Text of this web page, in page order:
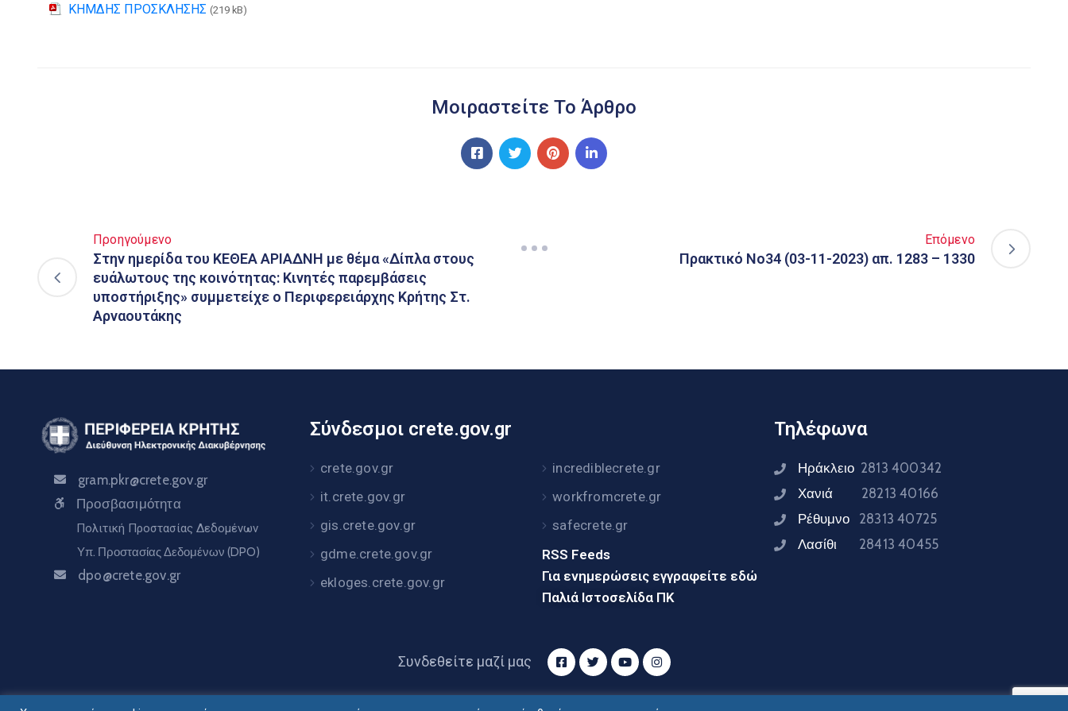
ΚΗΜΔΗΣ ΠΡΟΣΚΛΗΣΗΣ (219 kB)
Μοιραστείτε Το Άρθρο
Προηγούμενο
Στην ημερίδα του ΚΕΘΕΑ ΑΡΙΑΔΝΗ με θέμα «Δίπλα στους
ευάλωτους της κοινότητας: Κινητές παρεμβάσεις
υποστήριξης» συμμετείχε ο Περιφερειάρχης Κρήτης Στ.
Αρναουτάκης
Επόμενο
Πρακτικό Νο34 (03-11-2023) απ. 1283 – 1330
gram.pkr@crete.gov.gr
Προσβασιμότητα
Πολιτική Προστασίας Δεδομένων
Υπ. Προστασίας Δεδομένων (DPO)
dpo@crete.gov.gr
Σύνδεσμοι crete.gov.gr
crete.gov.gr
it.crete.gov.gr
gis.crete.gov.gr
gdme.crete.gov.gr
ekloges.crete.gov.gr
incrediblecrete.gr
workfromcrete.gr
safecrete.gr
RSS Feeds
Για ενημερώσεις εγγραφείτε εδώ
Παλιά Ιστοσελίδα ΠΚ
Τηλέφωνα
Ηράκλειο 2813 400342
Χανιά 28213 40166
Ρέθυμνο 28313 40725
Λασίθι 28413 40455
Συνδεθείτε μαζί μας